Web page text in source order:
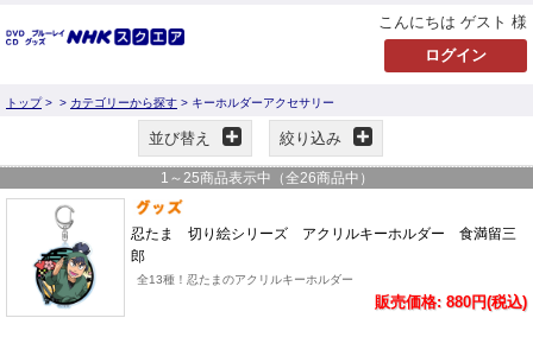
こんにちは ゲスト 様
トップ> > カテゴリーから探す > キーホルダーアクセサリー
並び替え 絞り込み
1 ～ 25商品表示中（全26商品中）
忍たま 切り絵シリーズ アクリルキーホルダー 食満留三
郎
全13種！忍たまのアクリルキーホルダー
販売価格: 880円(税込)